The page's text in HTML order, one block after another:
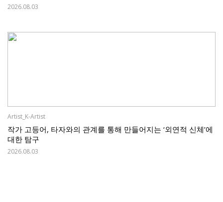
2026.08.03
Artist_K-Artist
작가 고등어, 타자와의 관계를 통해 만들어지는 ‘외연적 신체’에
대한 탐구
2026.08.03